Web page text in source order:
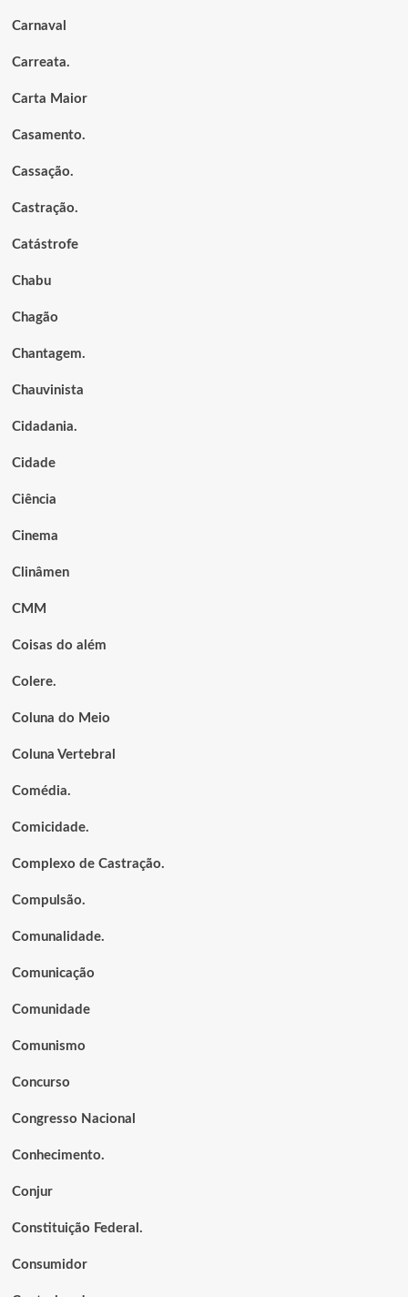
Carnaval
Carreata.
Carta Maior
Casamento.
Cassação.
Castração.
Catástrofe
Chabu
Chagão
Chantagem.
Chauvinista
Cidadania.
Cidade
Ciência
Cinema
Clinâmen
CMM
Coisas do além
Colere.
Coluna do Meio
Coluna Vertebral
Comédia.
Comicidade.
Complexo de Castração.
Compulsão.
Comunalidade.
Comunicação
Comunidade
Comunismo
Concurso
Congresso Nacional
Conhecimento.
Conjur
Constituição Federal.
Consumidor